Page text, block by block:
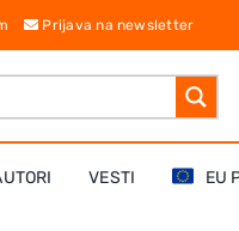
Prijava na newsletter
VESTI EU